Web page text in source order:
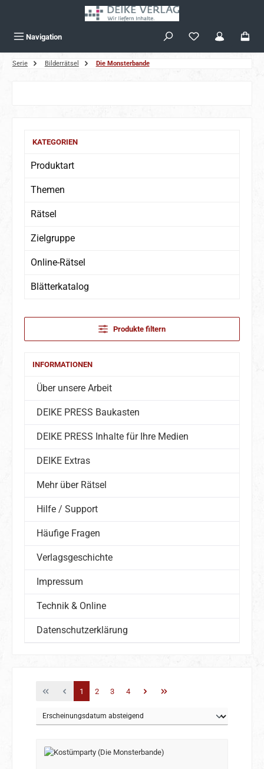
Navigation
Serie Bilderrätsel Die Monsterbande
KATEGORIEN
Produktart
Themen
Rätsel
Zielgruppe
Online-Rätsel
Blätterkatalog
Produkte filtern
INFORMATIONEN
Über unsere Arbeit
DEIKE PRESS Baukasten
DEIKE PRESS Inhalte für Ihre Medien
DEIKE Extras
Mehr über Rätsel
Hilfe / Support
Häufige Fragen
Verlagsgeschichte
Impressum
Technik & Online
Datenschutzerklärung
Seite
1 Seite
2 Seite
3 Seite
4